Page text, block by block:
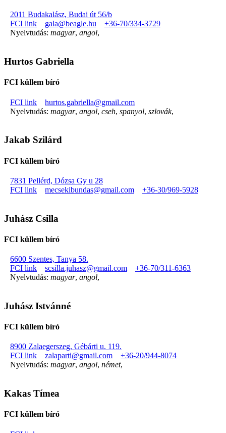
2011 Budakalász, Budai út 56/b
FCI link
gala@beagle.hu
+36-70/334-3729
Nyelvtudás: magyar, angol,
Hurtos Gabriella
FCI küllem bíró
FCI link
hurtos.gabriella@gmail.com
Nyelvtudás: magyar, angol, cseh, spanyol, szlovák,
Jakab Szilárd
FCI küllem bíró
7831 Pellérd, Dózsa Gy u 28
FCI link
mecsekibundas@gmail.com +36-30/969-5928
Juhász Csilla
FCI küllem bíró
6600 Szentes, Tanya 58.
FCI link
scsilla.juhasz@gmail.com
+36-70/311-6363
Nyelvtudás: magyar, angol,
Juhász Istvánné
FCI küllem bíró
8900 Zalaegerszeg, Gébárti u. 119.
FCI link
zalaparti@gmail.com
+36-20/944-8074
Nyelvtudás: magyar, angol, német,
Kakas Tímea
FCI küllem bíró